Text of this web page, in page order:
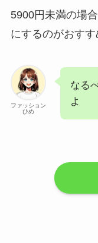
5900円未満の場
にするのがおす
ファッション
ひめ
なる
よ